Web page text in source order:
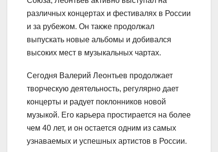
различных концертах и фестивалях в России
и за рубежом. Он также продолжал
выпускать новые альбомы и добивался
высоких мест в музыкальных чартах.
Сегодня Валерий Леонтьев продолжает
творческую деятельность, регулярно дает
концерты и радует поклонников новой
музыкой. Его карьера простирается на более
чем 40 лет, и он остается одним из самых
узнаваемых и успешных артистов в России.